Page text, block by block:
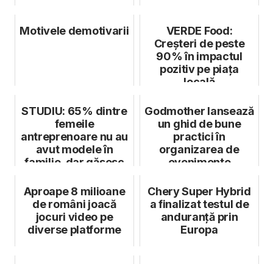
Motivele demotivarii
VERDE Food:
Creșteri de peste
90% în impactul
pozitiv pe piața
locală
STUDIU: 65% dintre
femeile
antreprenoare nu au
avut modele în
familie, dar găsesc
Godmother lansează
un ghid de bune
practici în
organizarea de
evenimente
Aproape 8 milioane
de români joacă
jocuri video pe
diverse platforme
Chery Super Hybrid
a finalizat testul de
anduranță prin
Europa